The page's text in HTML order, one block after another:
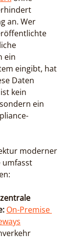
an. Wer
ein
eingibt, hat
Daten
kein
ein
moderner
umfasst
On-Premise